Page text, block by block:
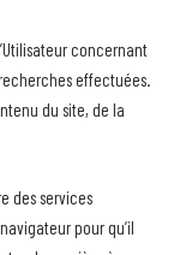
concernant
effectuées.
du site, de la
des services
pour qu’il